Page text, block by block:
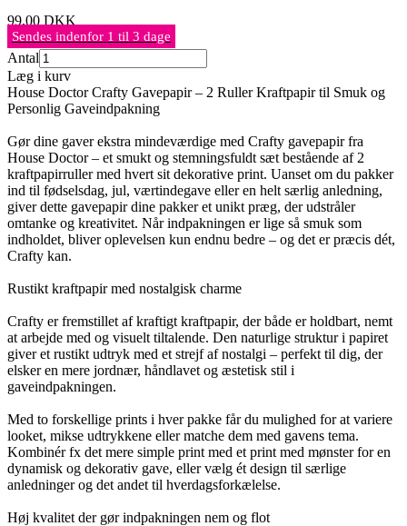
99,00 DKK
Sendes indenfor 1 til 3 dage
Antal
Læg i kurv
House Doctor Crafty Gavepapir – 2 Ruller Kraftpapir til Smuk og
Personlig Gaveindpakning
Gør dine gaver ekstra mindeværdige med Crafty gavepapir fra
House Doctor – et smukt og stemningsfuldt sæt bestående af 2
kraftpapirruller med hvert sit dekorative print. Uanset om du pakker
ind til fødselsdag, jul, værtindegave eller en helt særlig anledning,
giver dette gavepapir dine pakker et unikt præg, der udstråler
omtanke og kreativitet. Når indpakningen er lige så smuk som
indholdet, bliver oplevelsen kun endnu bedre – og det er præcis dét,
Crafty kan.
Rustikt kraftpapir med nostalgisk charme
Crafty er fremstillet af kraftigt kraftpapir, der både er holdbart, nemt
at arbejde med og visuelt tiltalende. Den naturlige struktur i papiret
giver et rustikt udtryk med et strejf af nostalgi – perfekt til dig, der
elsker en mere jordnær, håndlavet og æstetisk stil i
gaveindpakningen.
Med to forskellige prints i hver pakke får du mulighed for at variere
looket, mikse udtrykkene eller matche dem med gavens tema.
Kombinér fx det mere simple print med et print med mønster for en
dynamisk og dekorativ gave, eller vælg ét design til særlige
anledninger og det andet til hverdagsforkælelse.
Høj kvalitet der gør indpakningen nem og flot